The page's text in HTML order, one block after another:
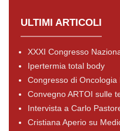
ULTIMI ARTICOLI
XXXI Congresso
Ipertermia total body
Congresso di
Convegno ARTOI sulle
Intervista a Carlo
Cristiana Aperio su